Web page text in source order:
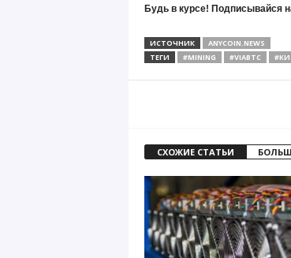
Будь в курсе! Подписывайся
ИСТОЧНИК
ANYCOIN.NEWS
ТЕГИ
#MINING #VIABTC
СХОЖИЕ СТАТЬИ